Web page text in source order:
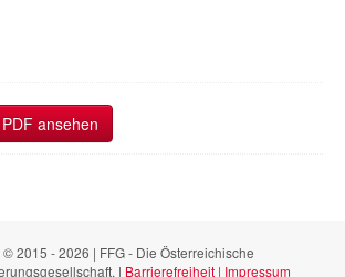
ansehen
2015 - 2026 | FFG - Die Österreichische
| Barrierefreiheit | Impressum